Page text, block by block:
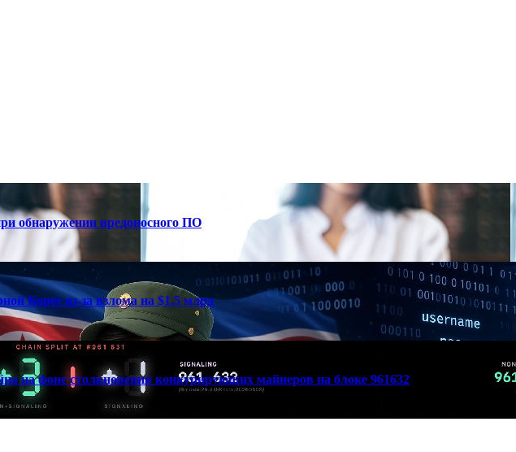
обнаружении вредоносного ПО
Корее из-за взлома на $1,5 млрд
на фоне столкновения конкурирующих майнеров на блоке 961632